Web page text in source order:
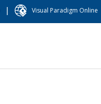
| Visual Paradigm Online